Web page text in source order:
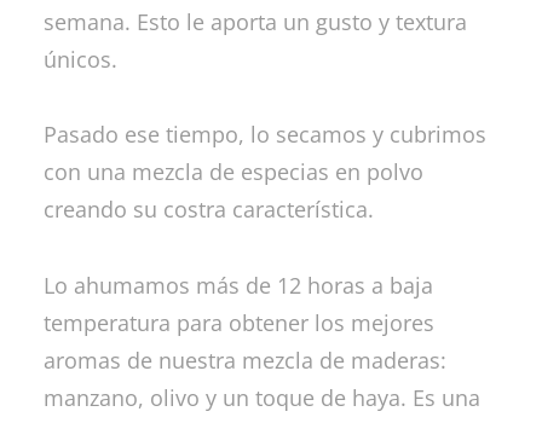
semana. Esto le aporta un gusto y textura
únicos.
Pasado ese tiempo, lo secamos y cubrimos
con una mezcla de especias en polvo
creando su costra característica.
Lo ahumamos más de 12 horas a baja
temperatura para obtener los mejores
aromas de nuestra mezcla de maderas:
manzano, olivo y un toque de haya. Es una